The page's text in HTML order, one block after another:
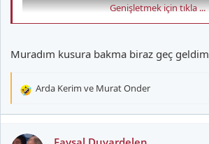
Genişletmek için tıkla ...
Muradım kusura bakma biraz geç geldim
T
k
Arda Kerim ve Murat Onder